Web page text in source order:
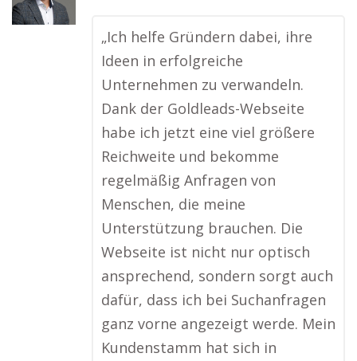
„Ich helfe Gründern dabei, ihre
Ideen in erfolgreiche
Unternehmen zu verwandeln.
Dank der Goldleads-Webseite
habe ich jetzt eine viel größere
Reichweite und bekomme
regelmäßig Anfragen von
Menschen, die meine
Unterstützung brauchen. Die
Webseite ist nicht nur optisch
ansprechend, sondern sorgt auch
dafür, dass ich bei Suchanfragen
ganz vorne angezeigt werde. Mein
Kundenstamm hat sich in